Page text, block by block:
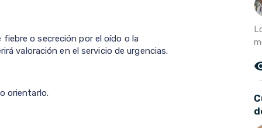
o secreción por el oído o la
valoración en el servicio de urgencias.
orientarlo.